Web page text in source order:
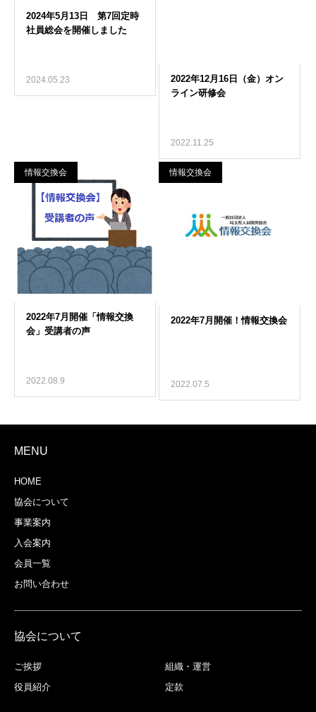
2024.05.23
2022.11.25
情報交換会
2022.08.9
情報交換会
2022.07.5
MENU
HOME
協会について
事業案内
入会案内
会員一覧
お問い合わせ
協会について
ご挨拶
組織・運営
役員紹介
定款